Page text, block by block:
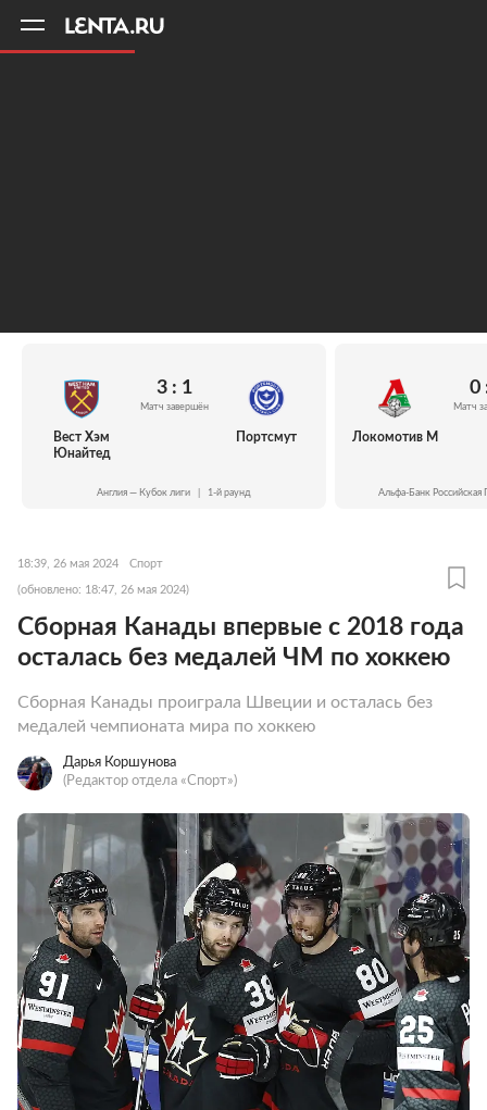
Вест Хэм
Юнайтед
3 : 1
Матч завершён
Портсмут
Англия — Кубок лиги 1-й раунд
Локомотив М
0
Матч
Альфа-Банк Российская
18:39, 26 мая 2024 Спорт
(обновлено: 18:47, 26 мая 2024)
Сборная Канады впервые с 2018 года
осталась без медалей ЧМ по хоккею
Сборная Канады проиграла Швеции и осталась без
медалей чемпионата мира по хоккею
Дарья Коршунова
(Редактор отдела «Спорт»)